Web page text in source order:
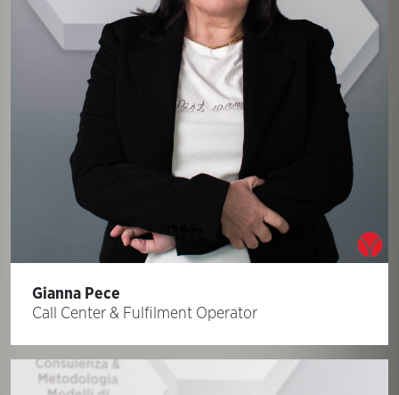
Gianna Pece
Call Center & Fulfilment Operator